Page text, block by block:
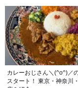
カレーおじさん＼(^o^)／
スタート！ 東京・神奈川